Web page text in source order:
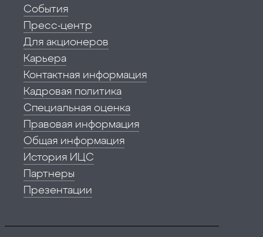
События
Пресс-центр
Для акционеров
Карьера
Контактная информация
Кадровая политика
Специальная оценка
Правовая информация
Общая информация
История ИЦС
Партнеры
Презентации